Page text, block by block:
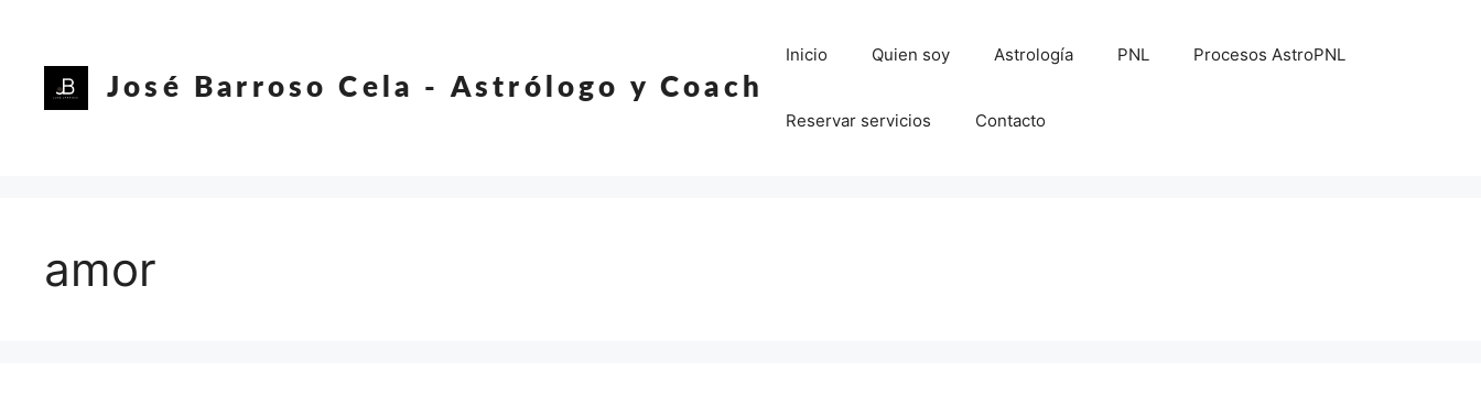
contenido
José Barroso Cela - Astrólogo y Coach
Inicio Quien soy Astrología PNL Procesos AstroPNL
Reservar servicios Contacto
amor